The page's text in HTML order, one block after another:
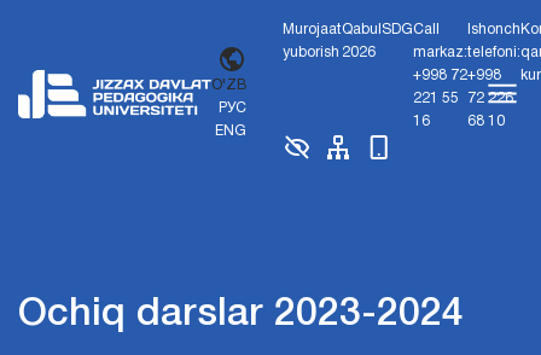
O'ZB
РУС
ENG
Murojaat
yuborish
Qabul
2026
SDGCall
markaz:
+998 72
221 55
16
Ishonch
telefoni:
+998
72 226
68 10
Ochiq darslar 2023-2024